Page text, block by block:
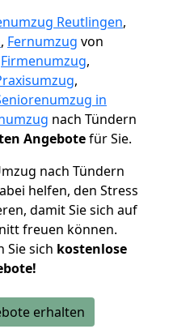
Reutlingen,
, Fernumzug von
Firmenumzug,
,
in
nach Tündern
Angebotefür Sie.
nach Tündern
helfen, den Stress
damit Sie sich auf
freuen können.
Sie sich kostenlose
erhalten